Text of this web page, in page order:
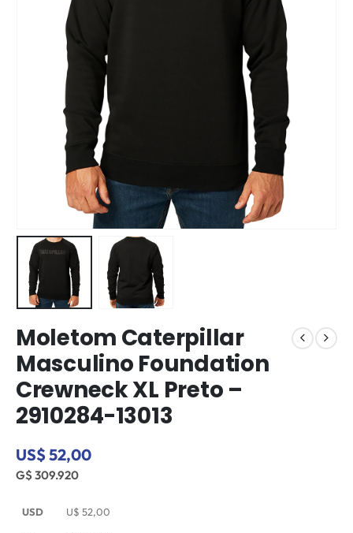
Moletom Caterpillar
Masculino Foundation
Crewneck XL Preto –
2910284-13013
US$ 52,00
G$ 309.920
USD U$ 52,00